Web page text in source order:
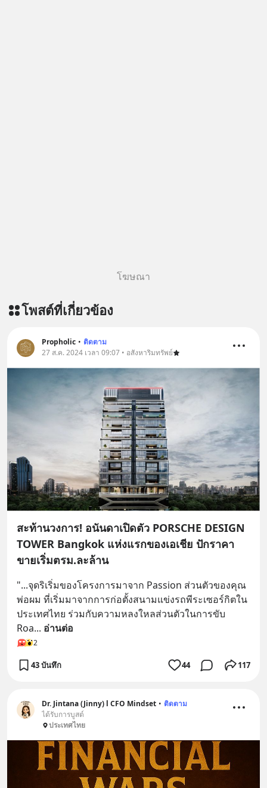
โฆษณา
โพสต์ที่เกี่ยวข้อง
Propholic • ติดตาม
27 ส.ค. 2024 เวลา 09:07 • อสังหาริมทรัพย์
สะท้านวงการ! อนันดาเปิดตัว PORSCHE DESIGN
TOWER Bangkok แห่งแรกของเอเชีย ปักราคา
ขายเริ่มตรม.ละล้าน
"...จุดริเริ่มของโครงการมาจาก Passion ส่วนตัวของคุณ
พ่อผม ที่เริ่มมาจากการก่อตั้งสนามแข่งรถพีระเซอร์กิตใน
ประเทศไทย ร่วมกับความหลงใหลส่วนตัวในการขับ
Roa... อ่านต่อ
2
43 บันทึก 44 117
Dr. Jintana (Jinny) l CFO Mindset • ติดตาม
ได้รับการบูสต์
ประเทศไทย